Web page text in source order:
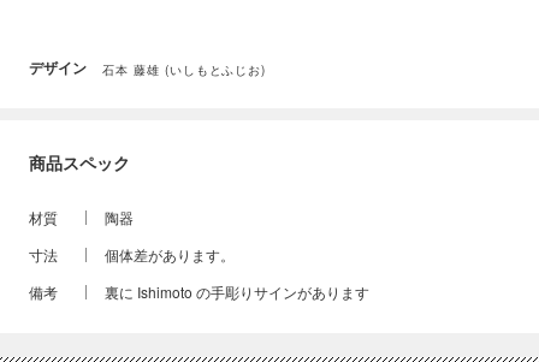
デザイン 石本 藤雄 (いしもとふじお)
商品スペック
材質
陶器
寸法
個体差があります。
備考
裏に Ishimoto の手彫りサインがあります